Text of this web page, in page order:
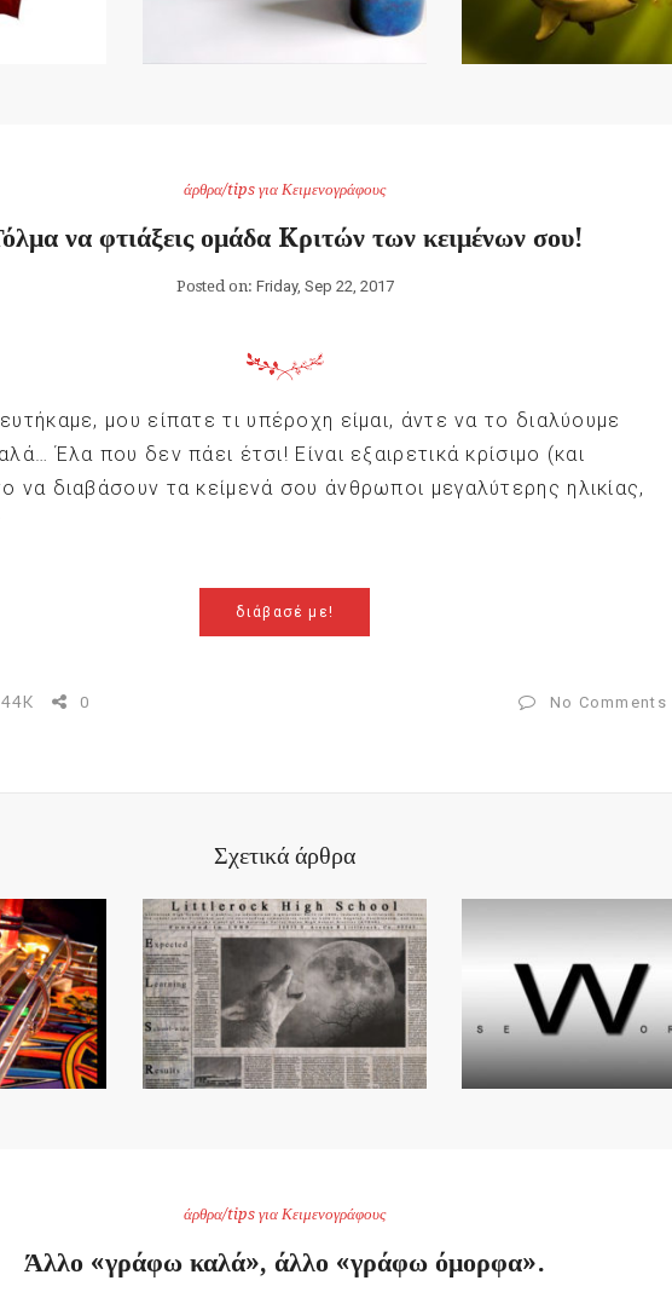
άρθρα/tips για Κειμενογράφους
να φτιάξεις ομάδα Kριτών των κειμένων σου!
Posted on: Friday, Sep 22, 2017
μου είπατε τι υπέροχη είμαι, άντε να το διαλύουμε
Έλα που δεν πάει έτσι! Είναι εξαιρετικά κρίσιμο (και
να διαβάσουν τα κείμενά σου άνθρωποι μεγαλύτερης ηλικίας,
διάβασέ με!
0 No Comments
Σχετικά άρθρα
άρθρα/tips για Κειμενογράφους
Άλλο «γράφω καλά», άλλο «γράφω όμορφα».